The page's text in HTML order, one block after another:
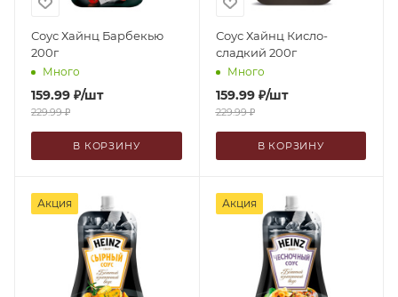
Соус Хайнц Барбекью
200г
Много
159.99 ₽/шт
229.99₽
В КОРЗИНУ
Соус Хайнц Кисло-
сладкий 200г
Много
159.99₽/шт
229.99₽
В КОРЗИНУ
Акция Акция